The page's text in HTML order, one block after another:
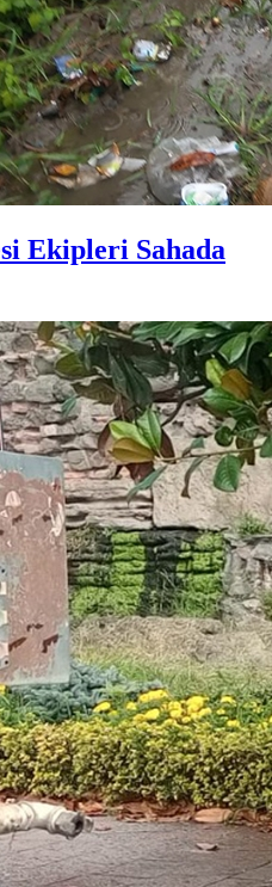
Ekipleri Sahada